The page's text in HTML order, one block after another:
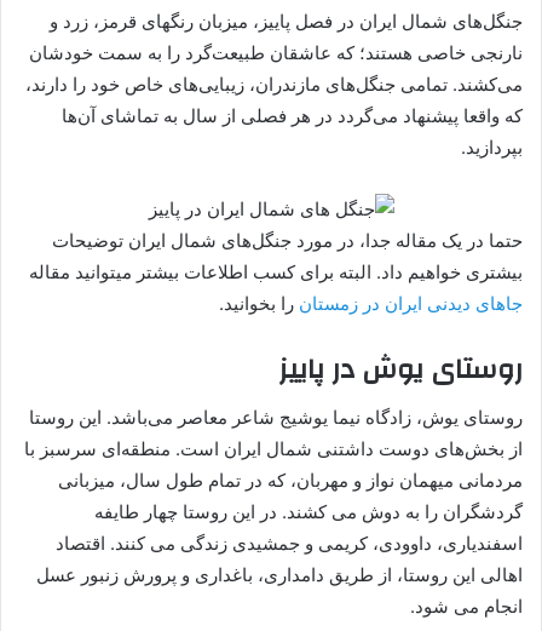
جنگل‌های شمال ایران در فصل پاییز، میزبان رنگهای قرمز، زرد و
نارنجی خاصی هستند؛ که عاشقان طبیعت‌گرد را به سمت خودشان
می‌کشند. تمامی جنگل‌های مازندران، زیبایی‌های خاص خود را دارند،
که واقعا پیشنهاد می‌گردد در هر فصلی از سال به تماشای آن‌ها
بپردازید.
حتما در یک مقاله جدا، در مورد جنگل‌های شمال ایران توضیحات
بیشتری خواهیم داد. البته برای کسب اطلاعات بیشتر میتوانید مقاله
جاهای دیدنی ایران در زمستان را بخوانید.
روستای یوش در پاییز
روستای یوش، زادگاه نیما یوشیج شاعر معاصر می‌باشد. این روستا
از بخش‌های دوست داشتنی شمال ایران است. منطقه‌ای سرسبز با
مردمانی میهمان نواز و مهربان، که در تمام طول سال، میزبانی
گردشگران را به دوش می کشند. در این روستا چهار طایفه
اسفندیاری، داوودی، کریمی و جمشیدی زندگی می کنند. اقتصاد
اهالی این روستا، از طریق دامداری، باغداری و پرورش زنبور عسل
انجام می شود.